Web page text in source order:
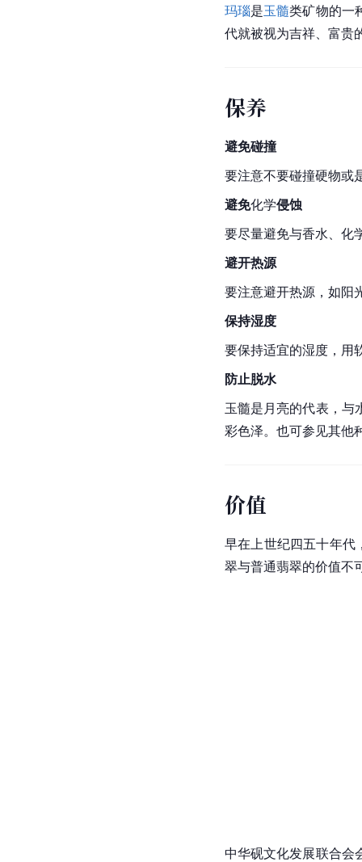
玛瑙是玉髓类矿物的一
代就被视为吉祥、富贵
保养
避免碰撞
要注意不要碰撞硬物或
避免化学侵蚀
要尽量避免与香水、化
避开热源
要注意避开热源，如阳
保持湿度
要保持适宜的湿度，用
防止脱水
玉髓是月亮的代表，与
彩色泽。也可参见其他
价值
早在上世纪四五十年代
翠与普通翡翠的价值不
中华砚文化发展联合会